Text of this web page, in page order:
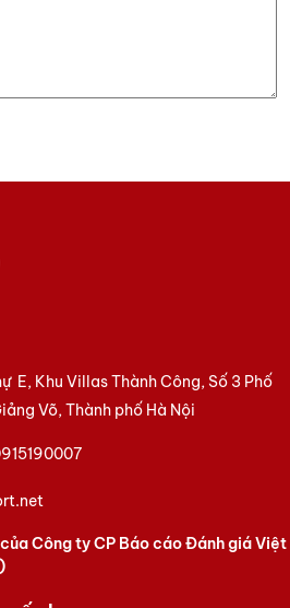
E, Khu Villas Thành Công, Số 3 Phố
Võ, Thành phố Hà Nội
Công ty CP Báo cáo Đánh giá Việt